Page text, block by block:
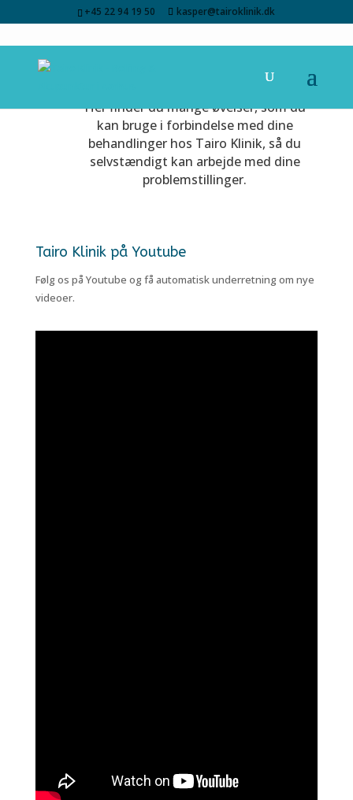
+45 22 94 19 50 kasper@tairoklinik.dk
Her finder du mange øvelser, som du
kan bruge i forbindelse med dine
behandlinger hos Tairo Klinik, så du
selvstændigt kan arbejde med dine
problemstillinger.
Tairo Klinik på Youtube
Følg os på Youtube og få automatisk underretning om nye
videoer.